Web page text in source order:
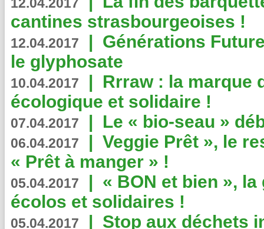
cantines strasbourgeoises !
12.04.2017 | Générations
le glyphosate
10.04.2017 | Rrraw : la marque
écologique et solidaire !
07.04.2017 | Le « bio-seau »
06.04.2017 | Veggie Prêt », le
« Prêt à manger » !
05.04.2017 | « BON et bien »,
écolos et solidaires !
05.04.2017 | Stop aux déchets